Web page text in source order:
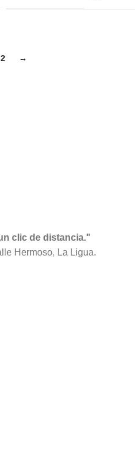
2 →
clic de distancia."
Hermoso, La Ligua.